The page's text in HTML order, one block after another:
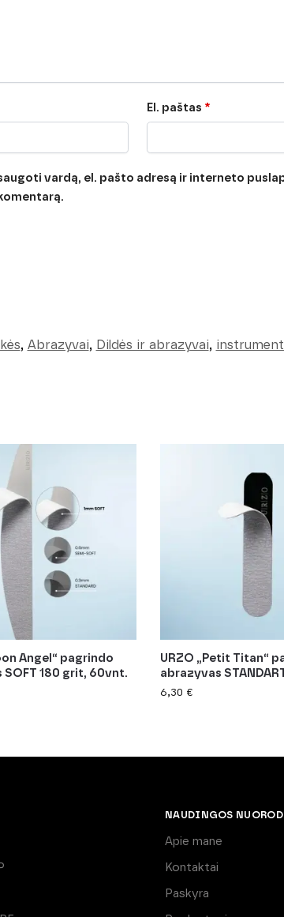
El. paštas *
vardą, el. pašto adresą ir interneto
, Abrazyvai, Dildės ir abrazyvai,
Angel“ pagrindo
SOFT 180 grit, 60vnt.
URZO „Petit Titan“
abrazyvas
6,30 €
NAUDINGOS
Apie mane
Kontaktai
Paskyra